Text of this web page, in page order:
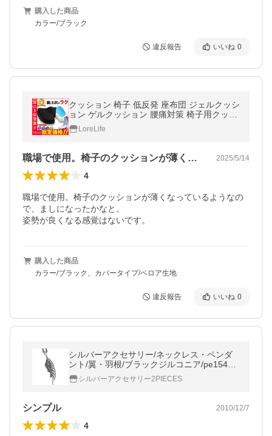
購入した商品
カラー/ブラック
違反報告 いいね 0
クッション 椅子 低反発 座布団 ジェルクッシ
ョン ゲルクッション 腰痛対策 椅子用クッシ
ョン 腰痛クッション 骨盤矯正 お尻 座布団
座椅子 チェア 姿勢矯正
LoreLife
職場で使用。椅子のクッションが薄くなっ… 2025/5/14
4
職場で使用。椅子のクッションが薄くなっているようなの
で、ましになったかなと。
姿勢が良くなる感覚はないです。
購入した商品
カラー/ブラック、カバータイプ/ベロア生地
違反報告 いいね 0
シルバーアクセサリー/ネックレス・ペンダ
ント/翼・羽根/ブラックジルコニア/pe1546/c
0076-50cmチェーン付き
シルバーアクセサリー2PIECES
シンプル 2010/12/7
4